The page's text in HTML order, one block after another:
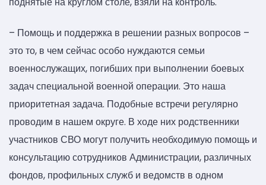
– Помощь и поддержка в решении разных вопросов –
это то, в чем сейчас особо нуждаются семьи
военнослужащих, погибших при выполнении боевых
задач специальной военной операции. Это наша
приоритетная задача. Подобные встречи регулярно
проводим в нашем округе. В ходе них родственники
участников СВО могут получить необходимую помощь и
консультацию сотрудников Администрации, различных
фондов, профильных служб и ведомств в одном